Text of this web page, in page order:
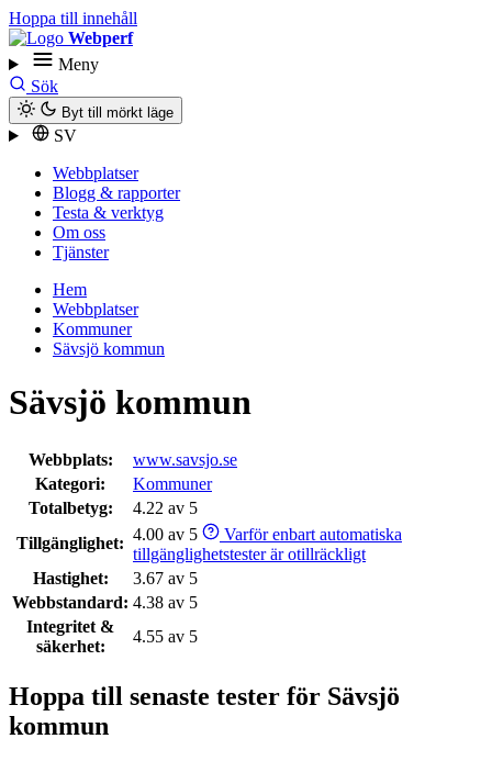
Hoppa till innehåll
Webperf
Meny
Sök
Byt till mörkt läge
SV
Webbplatser
Blogg & rapporter
Testa & verktyg
Om oss
Tjänster
Hem
Webbplatser
Kommuner
Sävsjö kommun
Sävsjö kommun
Webbplats:
www.savsjo.se
Kategori:
Kommuner
Totalbetyg:
4.22 av 5
Tillgänglighet: 4.00 av 5
Varför enbart automatiska
tillgänglighetstester är otillräckligt
Hastighet:
3.67 av 5
Webbstandard: 4.38 av 5
Integritet &
säkerhet:
4.55 av 5
Hoppa till senaste tester för Sävsjö
kommun